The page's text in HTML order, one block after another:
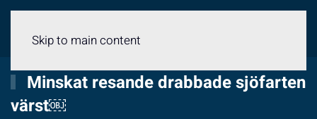
Skip to main content
Minskat resande drabbade sjöfarten
värst￼